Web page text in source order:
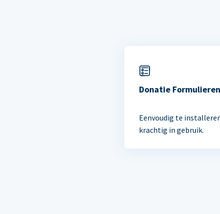
Donatie Formulieren
Eenvoudig te
krachtig in gebruik.